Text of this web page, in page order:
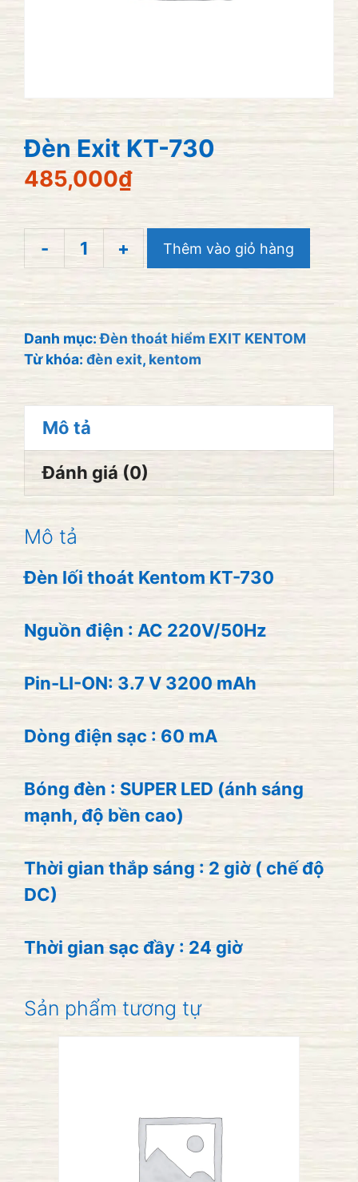
Đèn Exit KT-730
485,000₫
-
Đèn
730
số
+ Thêm vào giỏ hàng
Danh mục:Đèn thoát hiểm EXIT KENTOM
Từ khóa: đèn exit, kentom
Mô tả
Đánh giá (0)
Mô tả
Đèn lối thoát Kentom KT-730
Nguồn điện : AC 220V/50Hz
Pin-LI-ON: 3.7 V 3200 mAh
Dòng điện sạc : 60 mA
Bóng đèn : SUPER LED (ánh sáng
mạnh, độ bền cao)
Thời gian thắp sáng : 2 giờ ( chế độ
DC)
Thời gian sạc đầy : 24 giờ
Sản phẩm tương tự